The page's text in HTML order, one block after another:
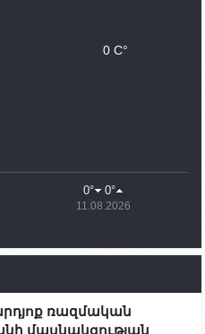
կմնան ԼՂ-ում՝ մինչև
աշխատանքների
շատ, շատ, շատ օգտակար
այսօր կմեկնի
0 C°
0° 0°
11.08.2026
արդյոք ռազմական
մասնակցության